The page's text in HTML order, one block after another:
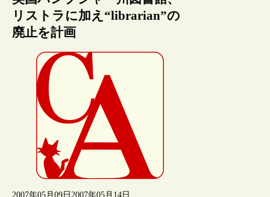
リストラに加え“librarian”の
廃止を計画
2007年05月09日 2007年05月14日